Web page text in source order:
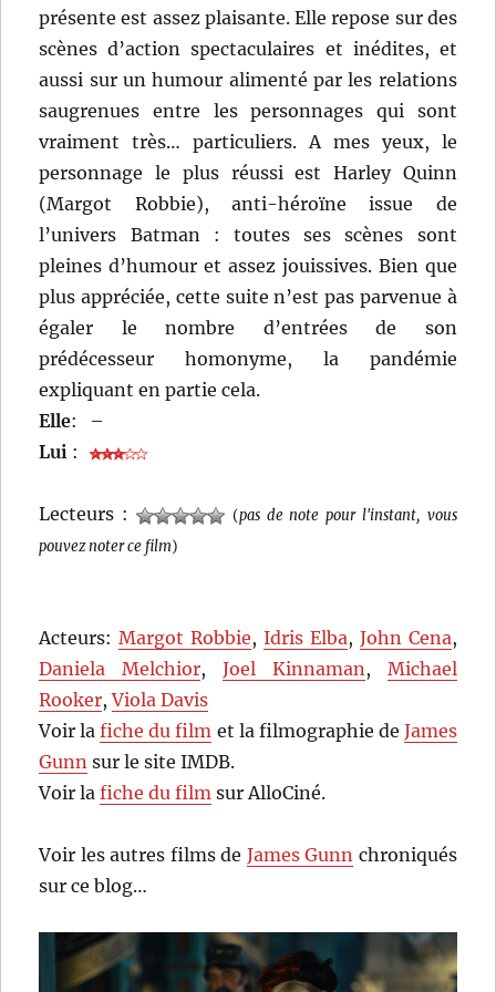
présente est assez plaisante. Elle repose sur des
scènes d’action spectaculaires et inédites, et
aussi sur un humour alimenté par les relations
saugrenues entre les personnages qui sont
vraiment très… particuliers. A mes yeux, le
personnage le plus réussi est Harley Quinn
(Margot Robbie), anti-héroïne issue de
l’univers Batman : toutes ses scènes sont
pleines d’humour et assez jouissives. Bien que
plus appréciée, cette suite n’est pas parvenue à
égaler le nombre d’entrées de son
prédécesseur homonyme, la pandémie
expliquant en partie cela.
Elle:
–
Lui :
Lecteurs : (pas de note pour l'instant, vous
pouvez noter ce film)
Acteurs:Margot Robbie,Idris Elba, John Cena,
Daniela Melchior,Joel Kinnaman , Michael
Rooker,Viola Davis
Voir lafiche du film et la filmographie de James
Gunn sur le site IMDB.
Voir lafiche du film sur AlloCiné.
Voir les autres films de James Gunn chroniqués
sur ce blog…